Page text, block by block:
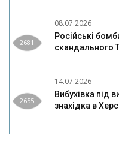
2681
08.07.2026
Російські
скандального
2655
14.07.2026
Вибухівка під
знахідка в